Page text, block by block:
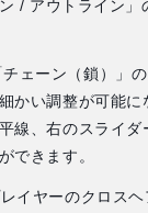
ン / アウトライン」
ェーン（鎖）」
かい調整が可能に
線、右のスライダ
できます。
イヤーのクロス